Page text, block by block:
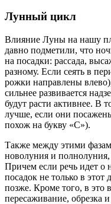
Лунный цикл
Влияние Луны на нашу
давно подметили, что
на посадки: рассада,
разному. Если сеять в
рожки направлены
сильнее развивается
будут расти активнее. В
лучше, если они
похож на букву «С»).
Также между этими
новолуния и полнолуния,
Причем если речь идет о
посадок не только в
позже. Кроме того, в это
пересаживание, обрезка